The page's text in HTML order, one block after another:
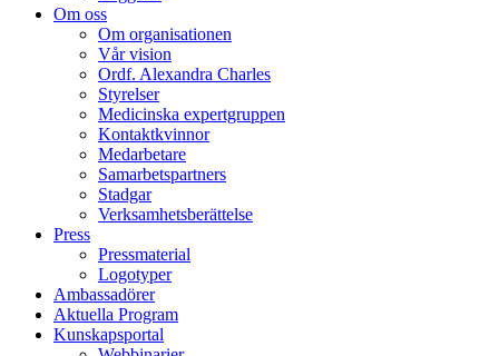
Om oss
Om organisationen
Vår vision
Ordf. Alexandra Charles
Styrelser
Medicinska expertgruppen
Kontaktkvinnor
Medarbetare
Samarbetspartners
Stadgar
Verksamhetsberättelse
Press
Pressmaterial
Logotyper
Ambassadörer
Aktuella Program
Kunskapsportal